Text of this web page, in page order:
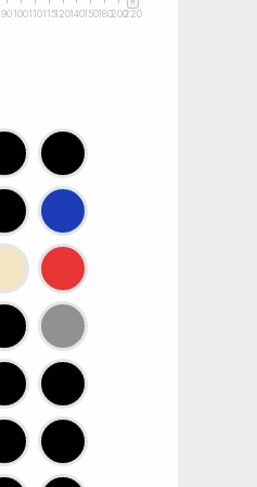
90100110115120140150180200220